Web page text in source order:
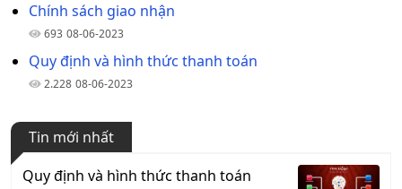
Chính sách giao nhận
693 08-06-2023
Quy định và hình thức thanh toán
2.228 08-06-2023
Tin mới nhất
Quy định và hình thức thanh toán